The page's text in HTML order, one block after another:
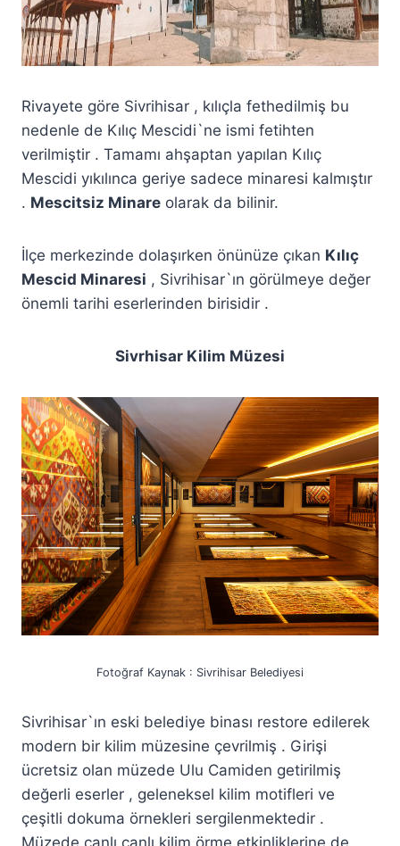
Rivayete göre Sivrihisar , kılıçla fethedilmiş bu
nedenle de Kılıç Mescidi`ne ismi fetihten
verilmiştir . Tamamı ahşaptan yapılan Kılıç
Mescidi yıkılınca geriye sadece minaresi kalmıştır
. Mescitsiz Minare olarak da bilinir.
İlçe merkezinde dolaşırken önünüze çıkan Kılıç
Mescid Minaresi , Sivrihisar`ın görülmeye değer
önemli tarihi eserlerinden birisidir .
Sivrhisar Kilim Müzesi
Fotoğraf Kaynak : Sivrihisar Belediyesi
Sivrihisar`ın eski belediye binası restore edilerek
modern bir kilim müzesine çevrilmiş . Girişi
ücretsiz olan müzede Ulu Camiden getirilmiş
değerli eserler , geleneksel kilim motifleri ve
çeşitli dokuma örnekleri sergilenmektedir .